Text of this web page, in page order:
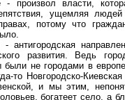
- произвол власти,
ущемляя
потому что
- антигородская
развития. Ведь
не городами в
то Новгородско-
и мы этим,
богатеет село, а